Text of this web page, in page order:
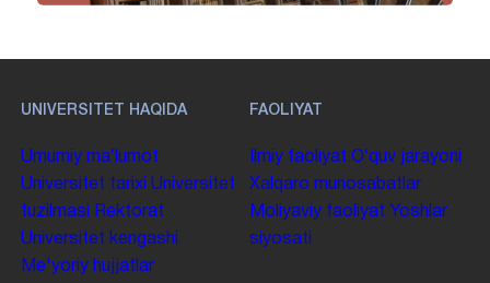
UNIVERSITET HAQIDA
Umumiy maʼlumot
Universitet tarixi Universitet
tuzilmasi Rektorat
Universitet kengashi
Me'yoriy hujjatlar
FAOLIYAT
Ilmiy faoliyat Oʻquv jarayoni
Xalqaro munosabatlar
Moliyaviy faoliyat Yoshlar
siyosati